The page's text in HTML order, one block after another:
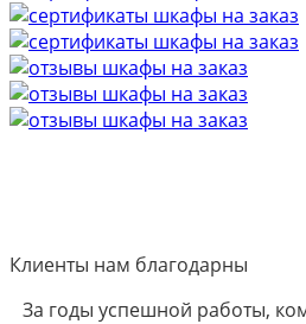
Клиенты нам благодарны
За годы успешной работы,